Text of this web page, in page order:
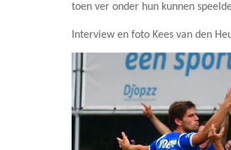
toen ver onder hun kunnen
Interview en foto Kees van den